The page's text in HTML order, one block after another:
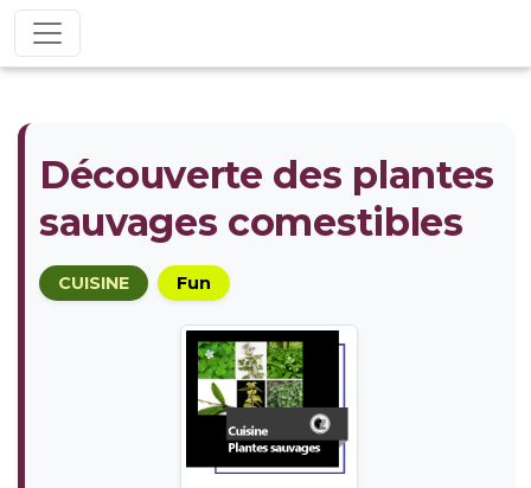
Découverte des plantes
sauvages comestibles
CUISINE Fun